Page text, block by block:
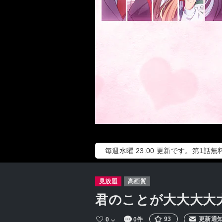
毎週水曜 23:00 更新です。第1話無
見放題 高画質
君のことが大大大
0 0件 93 更新通